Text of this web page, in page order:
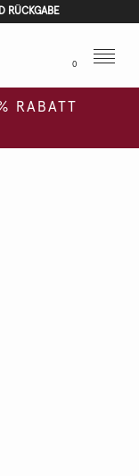
RÜCKGABE
0
Menu
RABATT